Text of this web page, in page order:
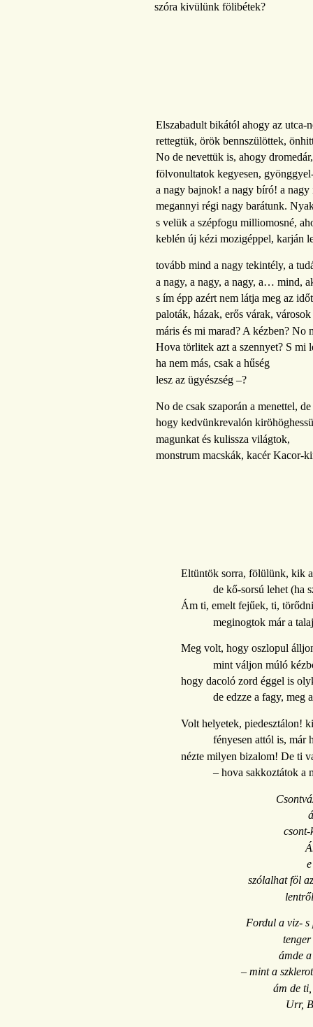
szóra kivülünk fölibétek?
Elszabadult bikától ahogy az utca-
rettegtük, örök bennszülöttek,
No de nevettük is, ahogy
fölvonultatok kegyesen,
a nagy bajnok! a nagy bíró! a
megannyi régi nagy barátunk.
s velük a szépfogu milliomosné,
keblén új kézi mozigéppel, karján
tovább mind a nagy tekintély, a
a nagy, a nagy, a nagy, a… mind,
s ím épp azért nem látja meg az
paloták, házak, erős várak,
máris és mi marad? A kézben? No
Hova törlitek azt a szennyet? S mi
ha nem más, csak a hűség
lesz az ügyészség –?
No de csak szaporán a menettel,
hogy kedvünkrevalón
magunkat és kulissza világtok,
monstrum macskák, kacér Kacor-
Eltüntök sorra, fölülünk, kik
de kő-sorsú lehet (ha
Ám ti, emelt fejűek, ti,
meginogtok már a
Meg volt, hogy oszlopul
mint váljon múló
hogy dacoló zord éggel is
de edzze a fagy, meg
Volt helyetek, piedesztálon!
fényesen attól is, már
nézte milyen bizalom! De ti
– hova sakkoztátok a
csont-
szólalhat föl
Fordul a viz-
ámde
– mint a
ám de
Urr,